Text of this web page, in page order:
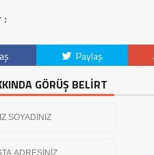
:
Paylaş
GÖRÜŞ BELİRT